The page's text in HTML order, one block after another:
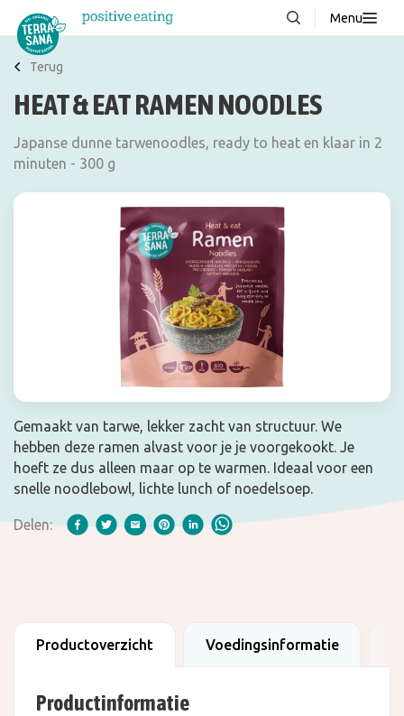
Menu
Over ons
Stories
FAQ
Terug
HEAT & EAT RAMEN NOODLES
Japanse dunne tarwenoodles, ready to heat en klaar in 2
minuten - 300 g
Gemaakt van tarwe, lekker zacht van structuur. We
hebben deze ramen alvast voor je je voorgekookt. Je
hoeft ze dus alleen maar op te warmen. Ideaal voor een
snelle noodlebowl, lichte lunch of noedelsoep.
Delen:
Productoverzicht Voedingsinformatie
Productinformatie